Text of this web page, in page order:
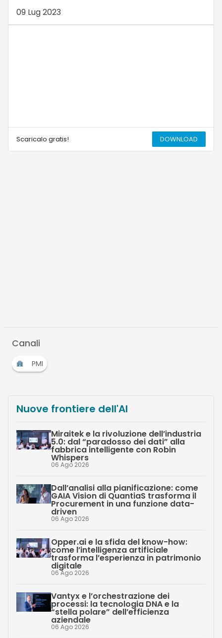
09 Lug 2023
Scaricalo gratis! DOWNLOAD
Canali
PMI
Nuove frontiere dell'AI
Miraitek e la rivoluzione dell’industria
5.0: dal “paradosso dei dati” alla
fabbrica intelligente con Robin
Whispers
06 Ago 2026
Dall’analisi alla pianificazione: come
GAIA Vision di QuantiaS trasforma il
Procurement in una funzione data-
driven
06 Ago 2026
Opper.ai e la sfida del know-how:
come l’intelligenza artificiale
trasforma l’esperienza in patrimonio
digitale
06 Ago 2026
Vantyx e l’orchestrazione dei
processi: la tecnologia DNA e la
“stella polare” dell’efficienza
aziendale
06 Ago 2026